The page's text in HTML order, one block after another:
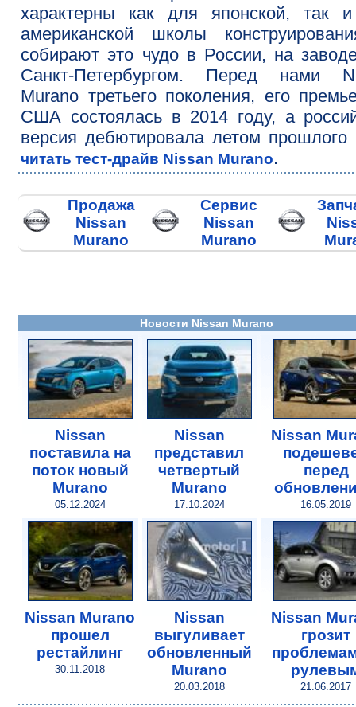
характерны как для японской, так
американской школы
собирают это чудо в России, на
Санкт-Петербургом. Перед нами
Murano третьего поколения, его
США состоялась в 2014 году, а
версия дебютировала летом прошлого
читать тест-драйв Nissan Murano.
Продажа
Nissan
Murano
Сервис
Nissan
Murano
Новости Nissan Murano
Nissan
поставила на
поток новый
Murano
05.12.2024
Nissan
представил
четвертый
Murano
17.10.2024
Nissan
перед
16.05.2019
Nissan Murano
прошел
рестайлинг
30.11.2018
Nissan
выгуливает
обновленный
Murano
20.03.2018
Nissan
грозит
21.06.2017